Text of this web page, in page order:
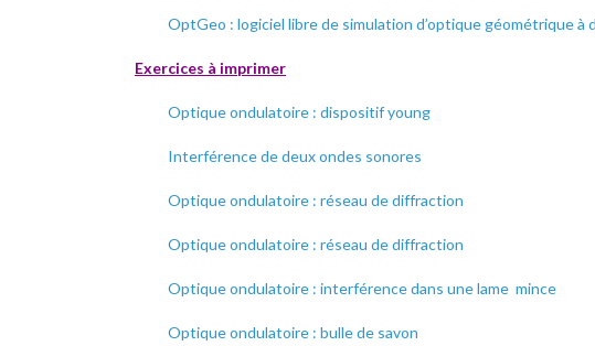
OptGeo : logiciel libre de simulation d’optique géométrique à
Exercices à imprimer
Optique ondulatoire : dispositif young
Interférence de deux ondes sonores
Optique ondulatoire : réseau de diffraction
Optique ondulatoire : réseau de diffraction
Optique ondulatoire : interférence dans une lame mince
Optique ondulatoire : bulle de savon